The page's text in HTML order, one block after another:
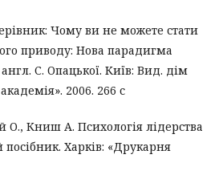
Чому ви не можете стати
приводу: Нова парадигма
С. Опацької. Київ: Вид. дім
2006. 266 с
О., Книш А. Психологія лідерства
посібник. Харків: «Друкарня